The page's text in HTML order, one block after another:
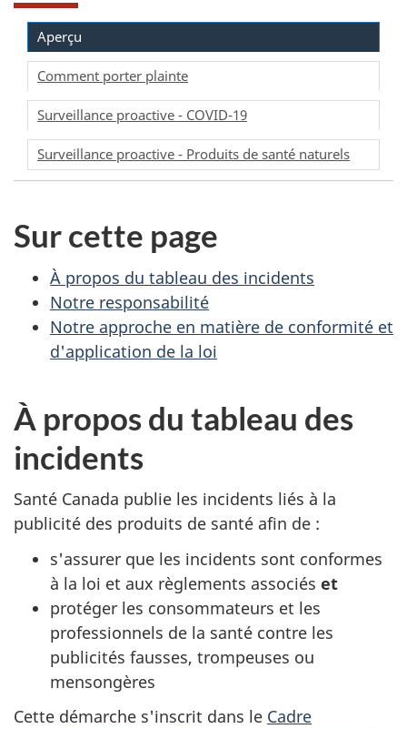
Aperçu
Comment porter plainte
Surveillance proactive - COVID-19
Surveillance proactive - Produits de santé naturels
Sur cette page
À propos du tableau des incidents
Notre responsabilité
Notre approche en matière de conformité et
d'application de la loi
À propos du tableau des
incidents
Santé Canada publie les incidents liés à la
publicité des produits de santé afin de :
s'assurer que les incidents sont conformes
à la loi et aux règlements associés et
protéger les consommateurs et les
professionnels de la santé contre les
publicités fausses, trompeuses ou
mensongères
Cette démarche s'inscrit dans le Cadre